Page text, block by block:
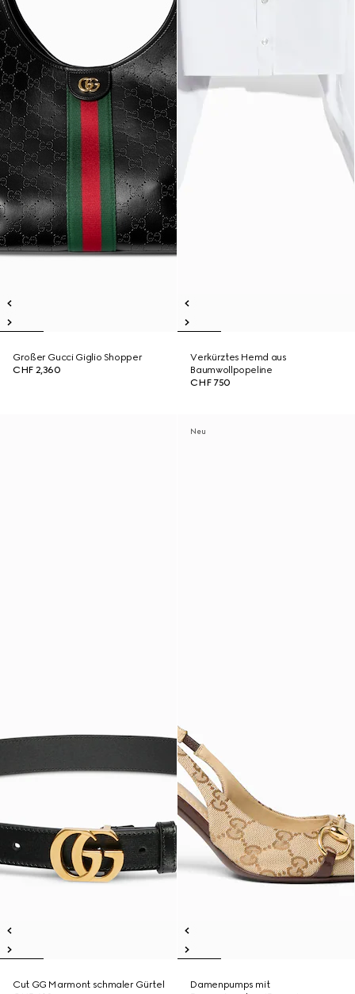
Großer Gucci Giglio Shopper
CHF 2,360
Verkürztes Hemd aus
Baumwollpopeline
CHF 750
Cut GG Marmont schmaler Gürtel
Neu
Damenpumps mit